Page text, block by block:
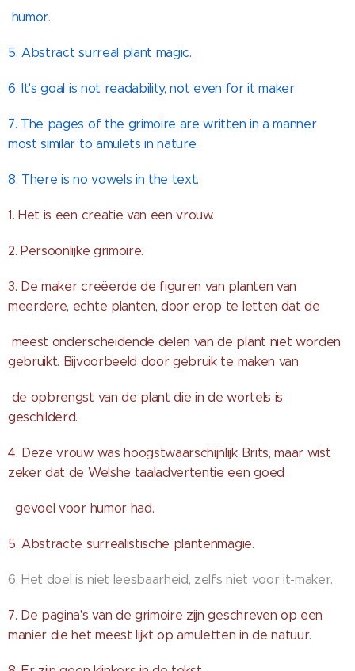
humor.
5. Abstract surreal plant magic.
6. It's goal is not readability, not even for it maker.
7. The pages of the grimoire are written in a manner
most similar to amulets in nature.
8. There is no vowels in the text.
1. Het is een creatie van een vrouw.
2. Persoonlijke grimoire.
3. De maker creëerde de figuren van planten van
meerdere, echte planten, door erop te letten dat de
meest onderscheidende delen van de plant niet worden
gebruikt. Bijvoorbeeld door gebruik te maken van
de opbrengst van de plant die in de wortels is
geschilderd.
4. Deze vrouw was hoogstwaarschijnlijk Brits, maar wist
zeker dat de Welshe taaladvertentie een goed
gevoel voor humor had.
5. Abstracte surrealistische plantenmagie.
6. Het doel is niet leesbaarheid, zelfs niet voor it-maker.
7. De pagina's van de grimoire zijn geschreven op een
manier die het meest lijkt op amuletten in de natuur.